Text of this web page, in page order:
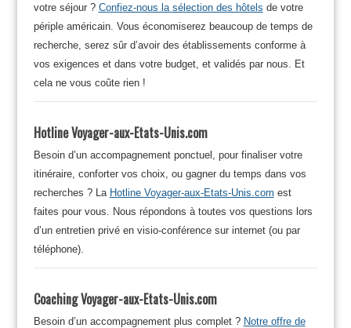
votre séjour ? Confiez-nous la sélection des hôtels de votre
périple américain. Vous économiserez beaucoup de temps de
recherche, serez sûr d’avoir des établissements conforme à
vos exigences et dans votre budget, et validés par nous. Et
cela ne vous coûte rien !
Hotline Voyager-aux-Etats-Unis.com
Besoin d’un accompagnement ponctuel, pour finaliser votre
itinéraire, conforter vos choix, ou gagner du temps dans vos
recherches ? La Hotline Voyager-aux-Etats-Unis.com est
faites pour vous. Nous répondons à toutes vos questions lors
d’un entretien privé en visio-conférence sur internet (ou par
téléphone).
Coaching Voyager-aux-Etats-Unis.com
Besoin d’un accompagnement plus complet ? Notre offre de